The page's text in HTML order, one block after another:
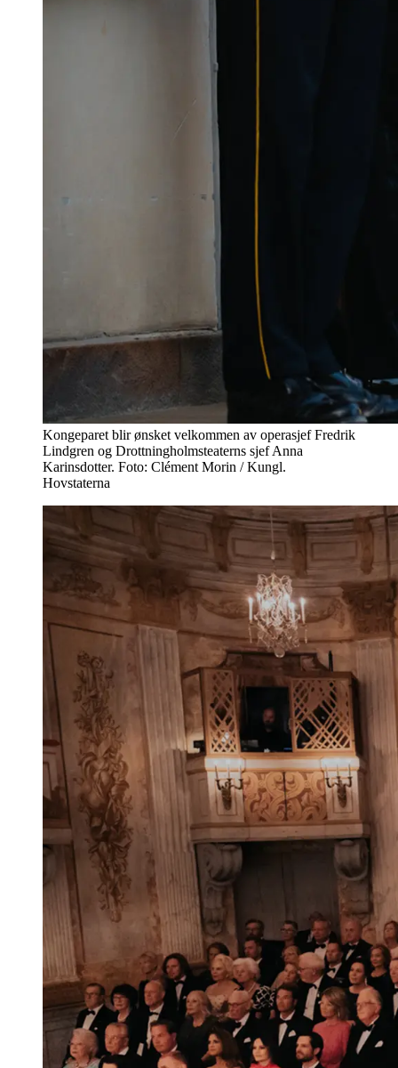
Kongeparet blir ønsket velkommen av operasjef Fredrik
Lindgren og Drottningholmsteaterns sjef Anna
Karinsdotter. Foto: Clément Morin / Kungl.
Hovstaterna